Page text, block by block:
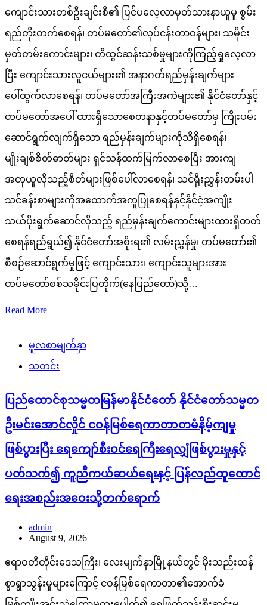
ကျောင်းသားတစ်ဦးချင်းစီ၏ ပြင်ပလေ့လာမှတ်သားနာယူမှု စွမ်း
ရည်တိုးတက်စေရန်၊ တပ်မတော်၏လုပ်ငန်းတာဝန်များ၊ သမိုင်း
မှတ်တမ်းကောင်းများ၊ တီထွင်ဆန်းသစ်မှုများကိုကြည့်ရှုလေ့လာ
ပြီး ကျောင်းသားလူငယ်များ၏ အနာဂတ်ရည်မှန်းချက်များ
ပေါ်ထွက်လာစေရန်၊ တပ်မတော်အကြီးအကဲများ၏ နိုင်ငံတော်နှင့်
တပ်မတော်အပေါ် ထားရှိသောစေတနာနှင့်တပ်မတော်မှ ကြိုးပမ်း
ဆောင်ရွက်လျက်ရှိသော ရည်မှန်းချက်များကိုသိရှိစေရန်၊
မျိုးချစ်စိတ်ဓာတ်များ ရှင်သန်ထက်မြက်လာစေပြီး အားကျ
အတုယူလိုသည့်စိတ်များဖြစ်ပေါ်လာစေရန်၊ သင်ရိုးညွှန်းတမ်းပါ
သင်ခန်းစာများကိုအထောက်အကူပြုစေရန်နှင့်နိုင်ငံ့အကျိုး
သယ်ပိုးရွက်ဆောင်လိုသည့် ရည်မှန်းချက်ကောင်းများထားရှိတတ်
စေရန်ရည်ရွယ်၍ နိုင်ငံတော်အစိုးရ၏ လမ်းညွှန်မှု၊ တပ်မတော်၏
စီစဉ်ဆောင်ရွက်မှုဖြင့် ကျောင်းသား၊ ကျောင်းသူများအား
တပ်မတော်စစ်သမိုင်းပြတိုက်(နေပြည်တော်)သို့…
Read More
မူလစာမျက်နှာ
သတင်း
ပြည်ထောင်စုသမ္မတမြန်မာနိုင်ငံတော် နိုင်ငံတော်သမ္မတ
ဦးမင်းအောင်လှိုင် ငဝန်မြစ်ရေကာတာတမံနိမ့်ကျမှု
ဖြစ်ပွားပြီး ရေကျော်စီးဝင်ရေကြီးရေလျှံဖြစ်ပွားမှုနှင့်
ပတ်သက်၍ ကူညီကယ်ဆယ်ရေးနှင့် ပြန်လည်ထူထောင်
ရေးအစည်းအဝေးသို့တက်ရောက်
admin
August 9, 2026
ဧရာဝတီတိုင်းဒေသကြီး၊ လေးမျက်နှာမြို့နယ်တွင် မိုးသည်းထန်
စွာရွာသွန်းမှုများကြောင့် ငဝန်မြစ်ရေကာတာ၏အောက်ခံ